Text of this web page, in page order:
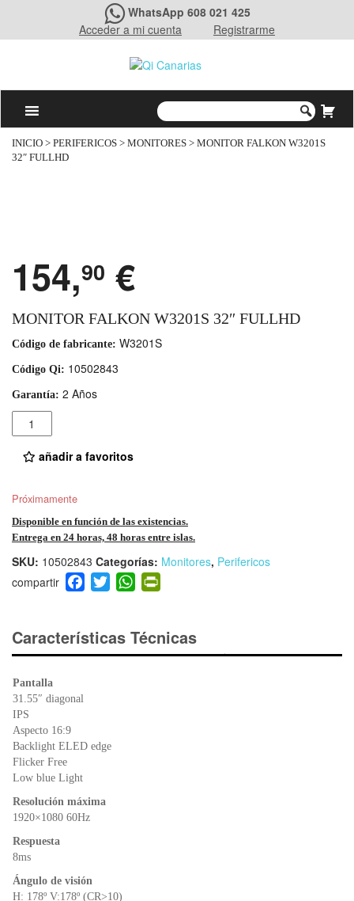
WhatsApp 608 021 425
Acceder a mi cuenta
Registrarme
INICIO > PERIFERICOS > MONITORES > MONITOR FALKON W3201S
32″ FULLHD
154,90 €
MONITOR FALKON W3201S 32″ FULLHD
Código de fabricante: W3201S
Código Qi: 10502843
Garantía: 2 Años
Cantidad
añadir a favoritos
Próximamente
Disponible en función de las existencias.
Entrega en 24 horas, 48 horas entre islas.
SKU: 10502843 Categorías: Monitores, Perifericos
F
a
e
b
T
wi
er
W
h
s
A
ri
e
Características Técnicas
Pantalla
31.55″ diagonal
IPS
Aspecto 16:9
Backlight ELED edge
Flicker Free
Low blue Light
Resolución máxima
1920×1080 60Hz
Respuesta
8ms
Ángulo de visión
H: 178º V:178º (CR>10)